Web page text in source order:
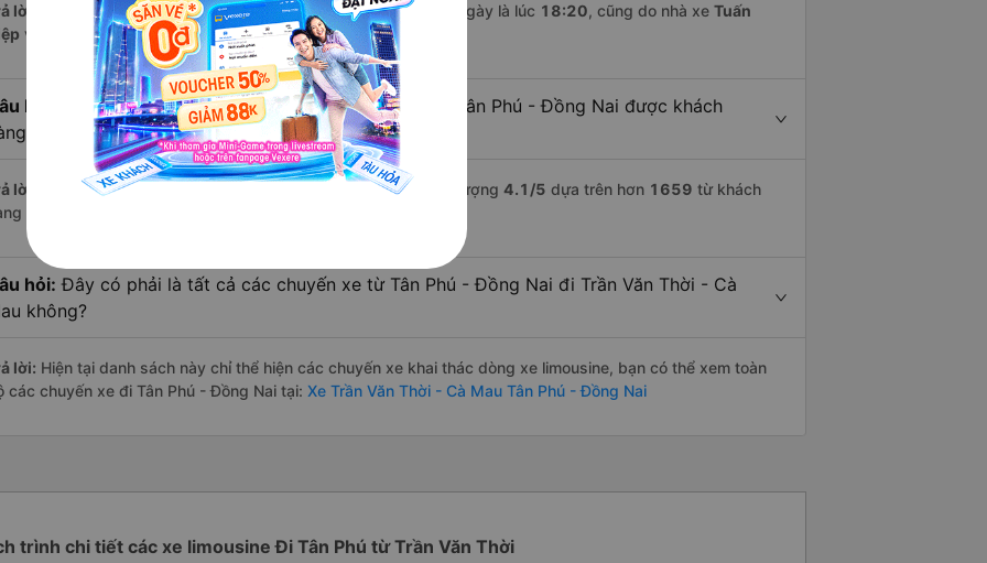
lời: Nếu bạn muốn đi chuyến muộn, lựa chọn cuối cùng trong ngày là lúc 18:20, cũng do nhà xe Tuấn
vận hành.
hỏi:
Xe limousine nào từ Trần Văn Thời - Cà Mau đi Tân Phú - Đồng Nai được khách
đánh giá tốt nhất?
lời: Trong số các hãng, nổi bật nhất với điểm chất lượng 4.1 /5 dựa trên hơn 1659 từ khách
– một con số minh chứng cho dịch vụ cao cấp và uy tín.
hỏi: Đây có phải là tất cả các chuyến xe từ Tân Phú - Đồng Nai đi Trần Văn Thời - Cà
không?
lời: Hiện tại danh sách này chỉ thể hiện các chuyến xe khai thác dòng xe limousine, bạn có thể xem toàn
các chuyến xe đi Tân Phú - Đồng Nai tại: Xe Trần Văn Thời - Cà Mau Tân Phú - Đồng Nai
trình chi tiết các xe limousine Đi Tân Phú từ Trần Văn Thời